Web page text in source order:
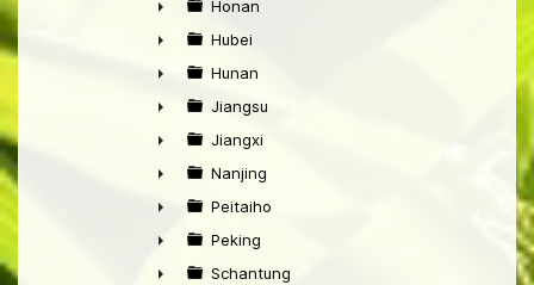
►
►
Honan
►
Hubei
►
Hunan
►
Jiangsu
►
Jiangxi
►
Nanjing
►
Peitaiho
►
Peking
Schantung